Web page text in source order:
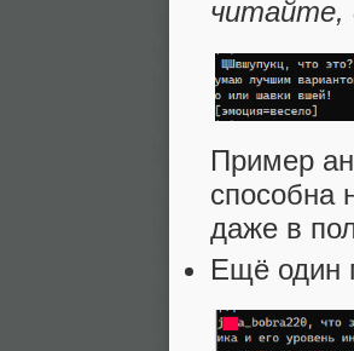
читайте,
Пример
способна
даже в
Ещё один